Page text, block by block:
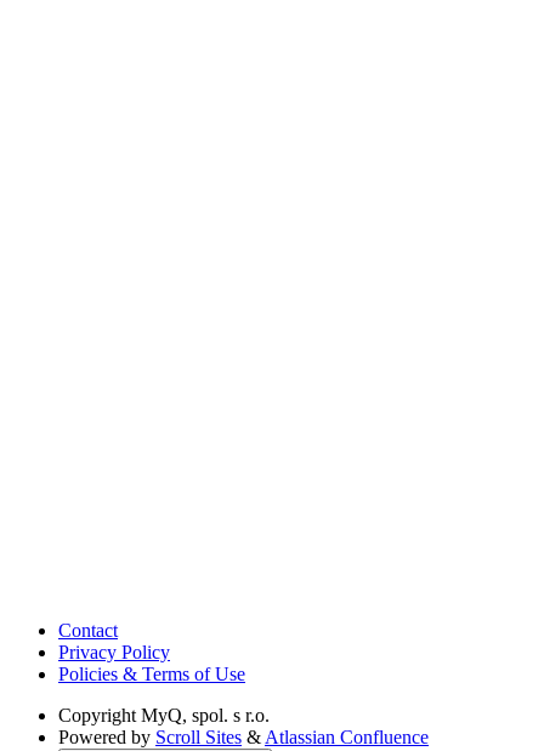
Contact
Privacy Policy
Policies & Terms of Use
Copyright MyQ, spol. s r.o.
Powered by Scroll Sites &Atlassian Confluence